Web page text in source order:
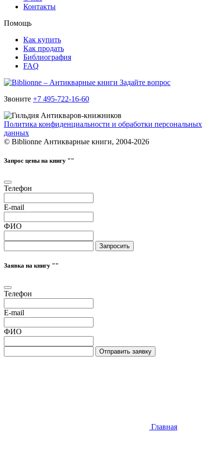
Контакты
Помощь
Как купить
Как продать
Библиография
FAQ
Задайте вопрос
Звоните +7 495-722-16-60
Политика конфиденциальности и обработки персональных
данных
© Biblionne Антикварные книги, 2004-2026
Запрос цены на книгу ""
Телефон
E-mail
ФИО
Запросить
Заявка на книгу ""
Телефон
E-mail
ФИО
Отправить заявку
Главная